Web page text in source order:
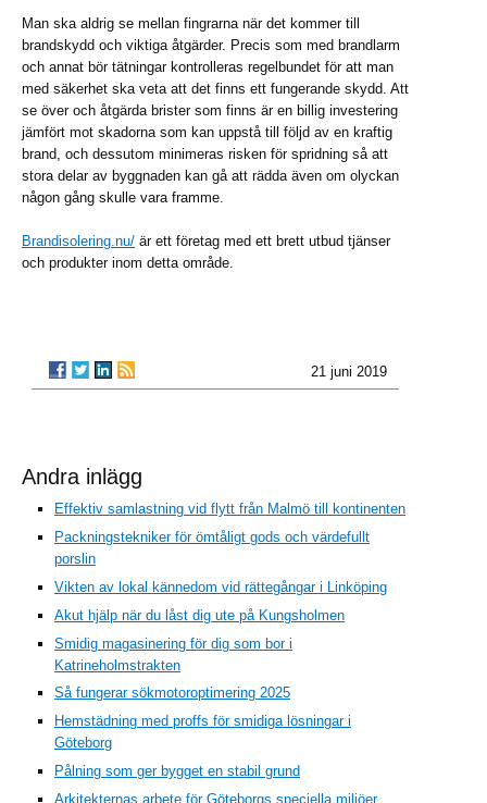
Man ska aldrig se mellan fingrarna när det kommer till
brandskydd och viktiga åtgärder. Precis som med brandlarm
och annat bör tätningar kontrolleras regelbundet för att man
med säkerhet ska veta att det finns ett fungerande skydd. Att
se över och åtgärda brister som finns är en billig investering
jämfört mot skadorna som kan uppstå till följd av en kraftig
brand, och dessutom minimeras risken för spridning så att
stora delar av byggnaden kan gå att rädda även om olyckan
någon gång skulle vara framme.
Brandisolering.nu/ är ett företag med ett brett utbud tjänser
och produkter inom detta område.
21 juni 2019
Andra inlägg
Effektiv samlastning vid flytt från Malmö till kontinenten
Packningstekniker för ömtåligt gods och värdefullt
porslin
Vikten av lokal kännedom vid rättegångar i Linköping
Akut hjälp när du låst dig ute på Kungsholmen
Smidig magasinering för dig som bor i
Katrineholmstrakten
Så fungerar sökmotoroptimering 2025
Hemstädning med proffs för smidiga lösningar i
Göteborg
Pålning som ger bygget en stabil grund
Arkitekternas arbete för Göteborgs speciella miljöer